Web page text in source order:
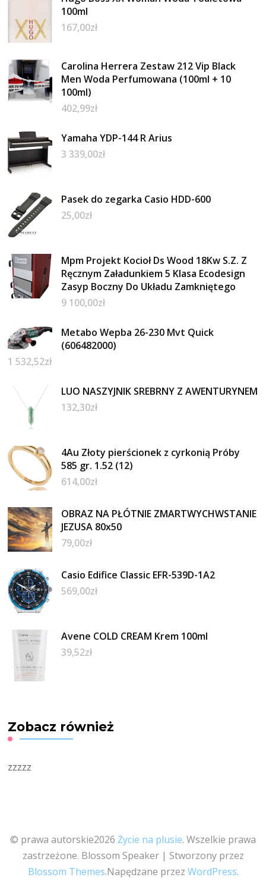
100ml
167,00zł
Carolina Herrera Zestaw 212 Vip Black
Men Woda Perfumowana (100ml + 10
100ml)
402,99zł
Yamaha YDP-144 R Arius
3 339,00zł
Pasek do zegarka Casio HDD-600
25,00zł
Mpm Projekt Kocioł Ds Wood 18Kw S.Z. Z
Ręcznym Załadunkiem 5 Klasa Ecodesign
Zasyp Boczny Do Układu Zamkniętego
9 100,00zł
Metabo Wepba 26-230 Mvt Quick
(606482000)
1 532,52zł
LUO NASZYJNIK SREBRNY Z AWENTURYNEM
132,30zł
4Au Złoty pierścionek z cyrkonią Próby
585 gr. 1.52 (12)
614,00zł
OBRAZ NA PŁÓTNIE ZMARTWYCHWSTANIE
JEZUSA 80x50
79,00zł
Casio Edifice Classic EFR-539D-1A2
569,00zł
Avene COLD CREAM Krem 100ml
39,52zł
Zobacz również
zzzzz
© prawa autorskie2026 Życie na plusie. Wszelkie prawa
zastrzeżone. Blossom Speaker | Stworzony przez
Blossom Themes.Napędzane przez WordPress.